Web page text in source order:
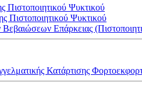
Πιστοποιητικού Ψυκτικού
Πιστοποιητικού Ψυκτικού
Επάρκειας
Κατάρτισης